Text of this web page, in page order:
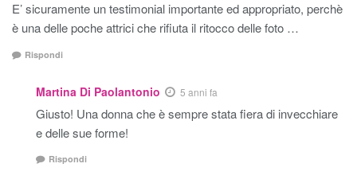
E’ sicuramente un testimonial importante ed appropriato, perchè
è una delle poche attrici che rifiuta il ritocco delle foto …
Rispondi
Martina Di Paolantonio 5 anni fa
Giusto! Una donna che è sempre stata fiera di invecchiare
e delle sue forme!
Rispondi